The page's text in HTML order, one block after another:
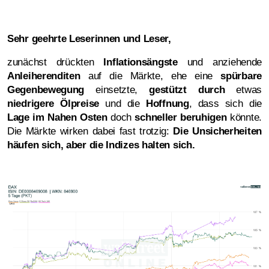
Sehr geehrte Leserinnen und Leser,
zunächst drückten Inflationsängsteund anziehende
Anleiherenditenauf die Märkte, ehe einespürbare
Gegenbewegung einsetzte,gestützt durchetwas
niedrigere Ölpreiseund die Hoffnung, dass sich die
Lage im Nahen Ostendochschneller beruhigenkönnte.
Die Märkte wirken dabei fast trotzig: Die Unsicherheiten
häufen sich, aber die Indizes halten sich.